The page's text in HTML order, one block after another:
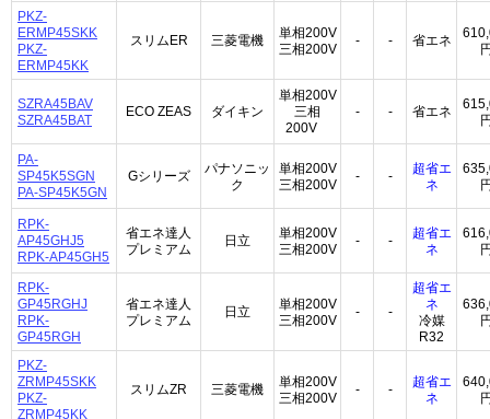
PKZ-
ERMP45SKK
PKZ-
ERMP45KK
スリムER 三菱電機
単相200V
三相200V
- - 省エネ
SZRA45BAV
SZRA45BAT
ECO ZEAS ダイキン
単相200V
三相
200V
- - 省エネ
PA-
SP45K5SGN
PA-SP45K5GN
Gシリーズ
パナソニッ
ク
単相200V
三相200V
- -
超省エ
ネ
RPK-
AP45GHJ5
RPK-AP45GH5
省エネ達人
プレミアム
日立
単相200V
三相200V
- -
超省エ
ネ
RPK-
GP45RGHJ
RPK-
GP45RGH
省エネ達人
プレミアム
日立
単相200V
三相200V
- -
超省エ
ネ
冷媒
R32
PKZ-
ZRMP45SKK
PKZ-
ZRMP45KK
スリムZR 三菱電機
単相200V
三相200V
- -
超省エ
ネ